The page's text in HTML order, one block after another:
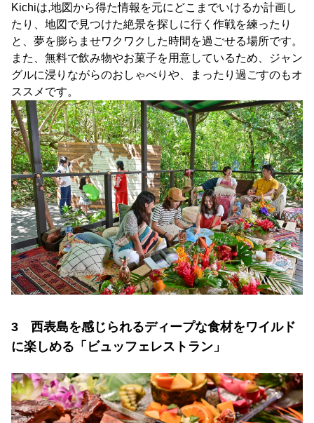
Kichiは,地図から得た情報を元にどこまでいけるか計画し
たり、地図で見つけた絶景を探しに行く作戦を練ったり
と、夢を膨らませワクワクした時間を過ごせる場所です。
また、無料で飲み物やお菓子を用意しているため、ジャン
グルに浸りながらのおしゃべりや、まったり過ごすのもオ
ススメです。
3 西表島を感じられるディープな食材をワイルド
に楽しめる「ビュッフェレストラン」